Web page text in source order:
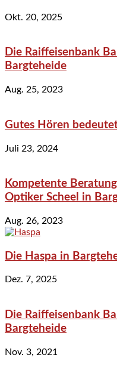
Okt. 20, 2025
Die Raiffeisenbank
Bargteheide
Aug. 25, 2023
Gutes Hören
Juli 23, 2024
Kompetente
Optiker Scheel in
Aug. 26, 2023
Die Haspa in
Dez. 7, 2025
Die Raiffeisenbank
Bargteheide
Nov. 3, 2021